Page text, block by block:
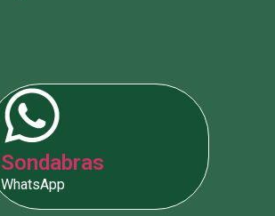
Sondabras
WhatsApp